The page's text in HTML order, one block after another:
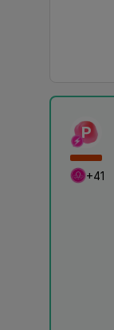
P
+41